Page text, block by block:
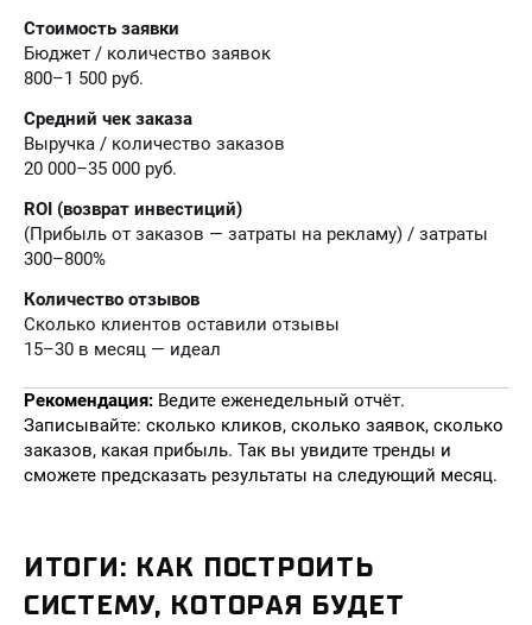
Стоимость заявки
Бюджет / количество заявок
800–1 500 руб.
Средний чек заказа
Выручка / количество заказов
20 000–35 000 руб.
ROI (возврат инвестиций)
(Прибыль от заказов — затраты на рекламу) / затраты
300–800%
Количество отзывов
Сколько клиентов оставили отзывы
15–30 в месяц — идеал
Рекомендация: Ведите еженедельный отчёт.
Записывайте: сколько кликов, сколько заявок, сколько
заказов, какая прибыль. Так вы увидите тренды и
сможете предсказать результаты на следующий месяц.
ИТОГИ: КАК ПОСТРОИТЬ
СИСТЕМУ, КОТОРАЯ БУДЕТ